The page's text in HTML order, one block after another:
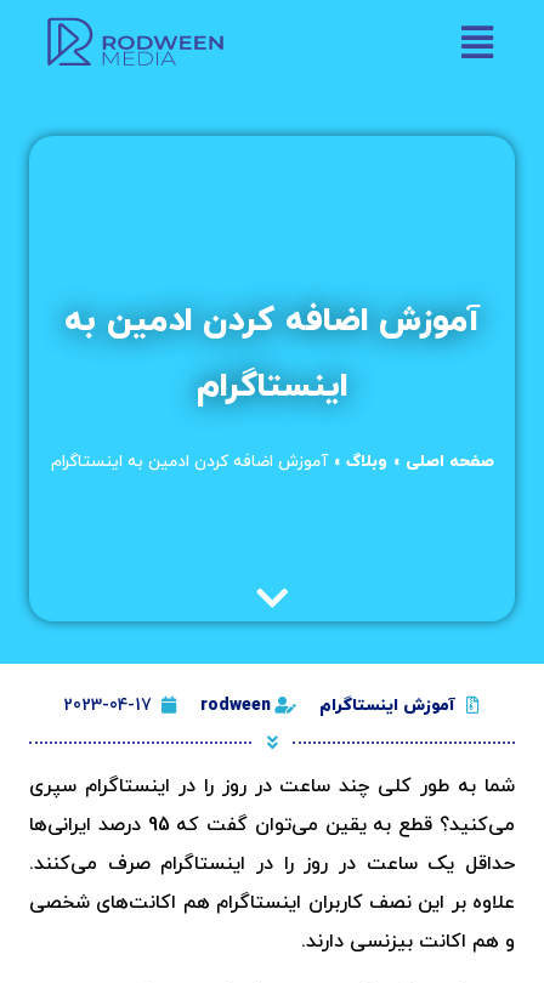
آموزش اضافه کردن ادمین به
اینستاگرام
صفحه اصلی » وبلاگ »آموزش اضافه کردن ادمین به اینستاگرام
آموزش اینستاگرام rodween
2023-04-17
شما به طور کلی چند ساعت در روز را در اینستاگرام سپری
می‌کنید؟ قطع به یقین می‌توان گفت که 95 درصد ایرانی‌ها
حداقل یک ساعت در روز را در اینستاگرام صرف می‌کنند.
علاوه بر این نصف کاربران اینستاگرام هم اکانت‌های شخصی
و هم اکانت بیزنسی دارند.